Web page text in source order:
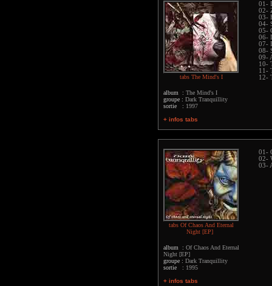
tabs The Mind's I
album : The Mind's I
groupe : Dark Tranquillity
sortie : 1997
+ infos tabs
01-
02-
03-
04-
05-
06-
07-
08-
09-
10-
11-
12-
tabs Of Chaos And Eternal
Night [EP]
album : Of Chaos And Eternal
Night [EP]
groupe : Dark Tranquillity
sortie : 1995
+ infos tabs
01-
02-
03-